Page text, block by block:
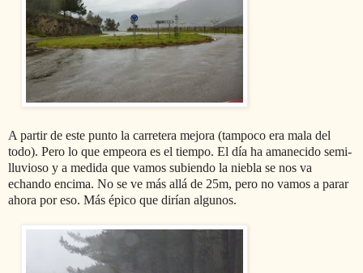
A partir de este punto la carretera mejora (tampoco era mala del
todo). Pero lo que empeora es el tiempo. El día ha amanecido semi-
lluvioso y a medida que vamos subiendo la niebla se nos va
echando encima. No se ve más allá de 25m, pero no vamos a parar
ahora por eso. Más épico que dirían algunos.